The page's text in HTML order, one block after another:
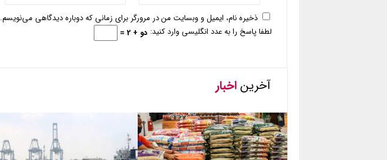
ذخیره نام، ایمیل و وبسایت من در مرورگر برای زمانی که دوباره دیدگاهی می‌نویسم.
لطفا پاسخ را به عدد انگلیسی وارد کنید: دو + 2 =
آخریناخبار